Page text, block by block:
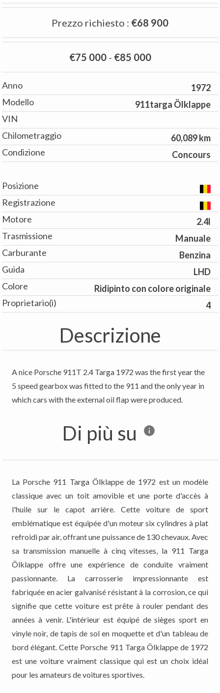
Prezzo richiesto : €68 900
€75 000- €85 000
Anno
1972
Modello
911targa Ölklappe
VIN
Chilometraggio
60,089 km
Condizione
Concours
Posizione
Registrazione
Motore
2.4l
Trasmissione
Manuale
Carburante
Benzina
Guida
LHD
Colore
Ridipinto con colore originale
Proprietario(i)
4
Descrizione
A nice Porsche 911T 2.4 Targa 1972 was the first year the
5 speed gearbox was fitted to the 911 and the only year in
which cars with the external oil flap were produced.
Di più su
La Porsche 911 Targa Ölklappe de 1972 est un modèle
classique avec un toit amovible et une porte d'accès à
l'huile sur le capot arrière. Cette voiture de sport
emblématique est équipée d'un moteur six cylindres à plat
refroidi par air, offrant une puissance de 130 chevaux. Avec
sa transmission manuelle à cinq vitesses, la 911 Targa
Ölklappe offre une expérience de conduite vraiment
passionnante. La carrosserie impressionnante est
fabriquée en acier galvanisé résistant à la corrosion, ce qui
signifie que cette voiture est prête à rouler pendant des
années à venir. L'intérieur est équipé de sièges sport en
vinyle noir, de tapis de sol en moquette et d'un tableau de
bord élégant. Cette Porsche 911 Targa Ölklappe de 1972
est une voiture vraiment classique qui est un choix idéal
pour les amateurs de voitures sportives.